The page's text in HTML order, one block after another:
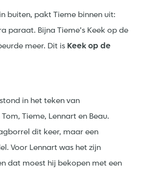
buiten, pakt Tieme binnen uit:
paraat. Bijna Tieme’s Keek op de
meer. Dit is Keek op de
in het teken van
Tieme, Lennart en Beau.
dit keer, maar een
Voor Lennart was het zijn
dat moest hij bekopen met een